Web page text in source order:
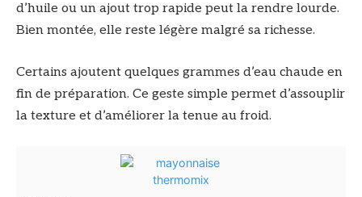
d’huile ou un ajout trop rapide peut la rendre lourde.
Bien montée, elle reste légère malgré sa richesse.
Certains ajoutent quelques grammes d’eau chaude en
fin de préparation. Ce geste simple permet d’assouplir
la texture et d’améliorer la tenue au froid.